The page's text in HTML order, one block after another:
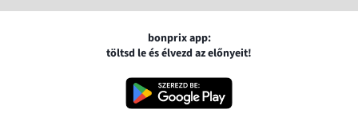
bonprix app:
töltsd le és élvezd az előnyeit!